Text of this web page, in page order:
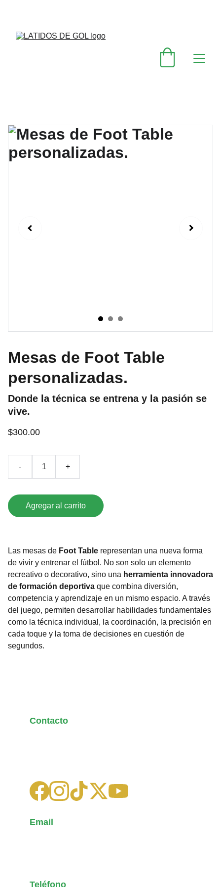
Mesas de Foot Table
personalizadas.
Donde la técnica se entrena y la pasión se
vive.
$300.00
- +
Agregar al carrito
Las mesas de Foot Table representan una nueva forma
de vivir y entrenar el fútbol. No son solo un elemento
recreativo o decorativo, sino una herramienta innovadora
de formación deportiva que combina diversión,
competencia y aprendizaje en un mismo espacio. A través
del juego, permiten desarrollar habilidades fundamentales
como la técnica individual, la coordinación, la precisión en
cada toque y la toma de decisiones en cuestión de
segundos.
Contacto
Email
Teléfono